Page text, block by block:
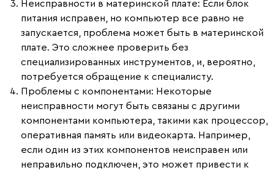
Неисправности в материнской плате: Если блок
питания исправен, но компьютер все равно не
запускается, проблема может быть в материнской
плате. Это сложнее проверить без
специализированных инструментов, и, вероятно,
потребуется обращение к специалисту.
Проблемы с компонентами: Некоторые
неисправности могут быть связаны с другими
компонентами компьютера, такими как процессор,
оперативная память или видеокарта. Например,
если один из этих компонентов неисправен или
неправильно подключен, это может привести к